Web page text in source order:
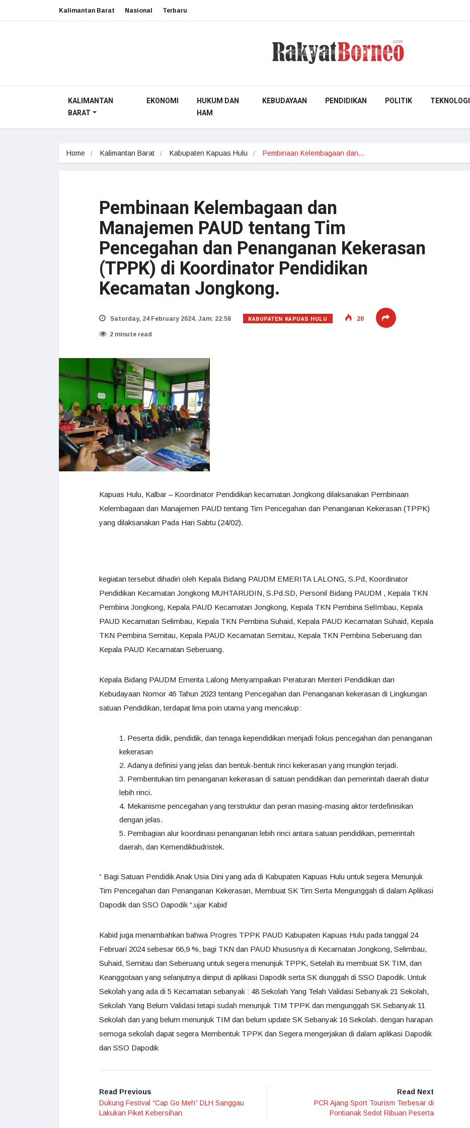
Kalimantan Barat Nasional Terbaru
KALIMANTAN
BARAT
EKONOMI
HUKUM DAN
HAM
KEBUDAYAAN PENDIDIKAN POLITIK TEKNOLOGI
Home Kalimantan Barat Kabupaten Kapuas Hulu Pembinaan Kelembagaan dan…
Pembinaan Kelembagaan dan
Manajemen PAUD tentang Tim
Pencegahan dan Penanganan Kekerasan
(TPPK) di Koordinator Pendidikan
Kecamatan Jongkong.
Saturday, 24 February 2024. Jam: 22:58 KABUPATEN KAPUAS HULU 20
2 minute read
Kapuas Hulu, Kalbar – Koordinator Pendidikan kecamatan Jongkong dilaksanakan Pembinaan
Kelembagaan dan Manajemen PAUD tentang Tim Pencegahan dan Penanganan Kekerasan (TPPK)
yang dilaksanakan Pada Hari Sabtu (24/02).
kegiatan tersebut dihadiri oleh Kepala Bidang PAUDM EMERITA LALONG, S.Pd, Koordinator
Pendidikan Kecamatan Jongkong MUHTARUDIN, S.Pd.SD, Personil Bidang PAUDM , Kepala TKN
Pembina Jongkong, Kepala PAUD Kecamatan Jongkong, Kepala TKN Pembina SelImbau, Kepala
PAUD Kecamatan Selimbau, Kepala TKN Pembina Suhaid, Kepala PAUD Kecamatan Suhaid, Kepala
TKN Pembina Semitau, Kepala PAUD Kecamatan Semitau, Kepala TKN Pembina Seberuang dan
Kepala PAUD Kecamatan Seberuang.
Kepala Bidang PAUDM Emerita Lalong Menyampaikan Peraturan Menteri Pendidikan dan
Kebudayaan Nomor 46 Tahun 2023 tentang Pencegahan dan Penanganan kekerasan di Lingkungan
satuan Pendidikan, terdapat lima poin utama yang mencakup:
Peserta didik, pendidik, dan tenaga kependidikan menjadi fokus pencegahan dan penanganan
kekerasan
Adanya definisi yang jelas dan bentuk-bentuk rinci kekerasan yang mungkin terjadi.
Pembentukan tim penanganan kekerasan di satuan pendidikan dan pemerintah daerah diatur
lebih rinci.
Mekanisme pencegahan yang terstruktur dan peran masing-masing aktor terdefinisikan
dengan jelas.
Pembagian alur koordinasi penanganan lebih rinci antara satuan pendidikan, pemerintah
daerah, dan Kemendikbudristek.
” Bagi Satuan Pendidik Anak Usia Dini yang ada di Kabupaten Kapuas Hulu untuk segera Menunjuk
Tim Pencegahan dan Penanganan Kekerasan, Membuat SK Tim Serta Mengunggah di dalam Aplikasi
Dapodik dan SSO Dapodik “.ujar Kabid
Kabid juga menambahkan bahwa Progres TPPK PAUD Kabupaten Kapuas Hulu pada tanggal 24
Februari 2024 sebesar 66,9 %, bagi TKN dan PAUD khususnya di Kecamatan Jongkong, Selimbau,
Suhaid, Semitau dan Seberuang untuk segera menunjuk TPPK, Setelah itu membuat SK TIM, dan
Keanggotaan yang selanjutnya diinput di aplikasi Dapodik serta SK diunggah di SSO Dapodik. Untuk
Sekolah yang ada di 5 Kecamatan sebanyak : 48 Sekolah Yang Telah Validasi Sebanyak 21 Sekolah,
Sekolah Yang Belum Validasi tetapi sudah menunjuk TIM TPPK dan mengunggah SK Sebanyak 11
Sekolah dan yang belum menunjuk TIM dan belum update SK Sebanyak 16 Sekolah. dengan harapan
semoga sekolah dapat segera Membentuk TPPK dan Segera mengerjakan di dalam aplikasi Dapodik
dan SSO Dapodik
Read Previous
Dukung Festival “Cap Go Meh” DLH Sanggau
Lakukan Piket Kebersihan
Read Next
PCR Ajang Sport Tourism Terbesar di
Pontianak Sedot Ribuan Peserta